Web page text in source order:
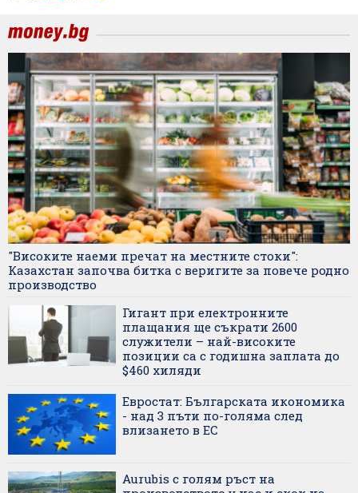
"Високите наеми пречат на местните стоки":
Казахстан започва битка с веригите за повече родно
производство
Гигант при електронните
плащания ще съкрати 2600
служители – най-високите
позиции са с годишна заплата до
$460 хиляди
Евростат: Българската икономика
- над 3 пъти по-голяма след
влизането в ЕС
Aurubis с голям ръст на